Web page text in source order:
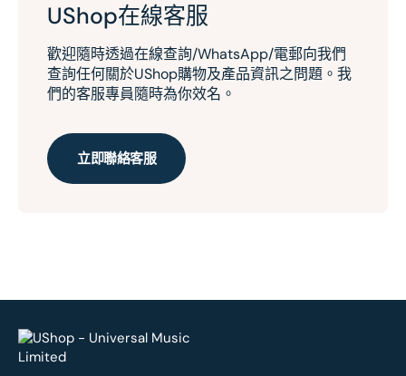
UShop在線客服
歡迎隨時透過在線查詢/WhatsApp/電郵向我們
查詢任何關於UShop購物及產品資訊之問題。我
們的客服專員隨時為你效名。
立即聯絡客服